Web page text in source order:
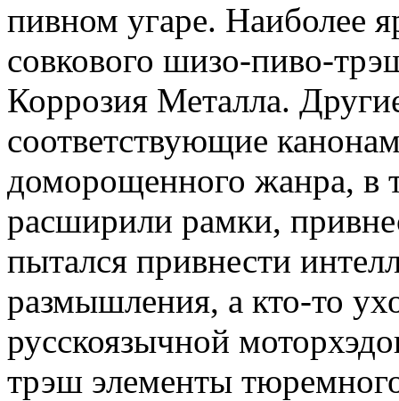
пивном угаре. Наиболее
совкового шизо-пиво-
Коррозия Металла.
соответствующие
доморощенного жанра, в
расширили рамки,
пытался привнести
размышления, а кто-то
русскоязычной
трэш элементы